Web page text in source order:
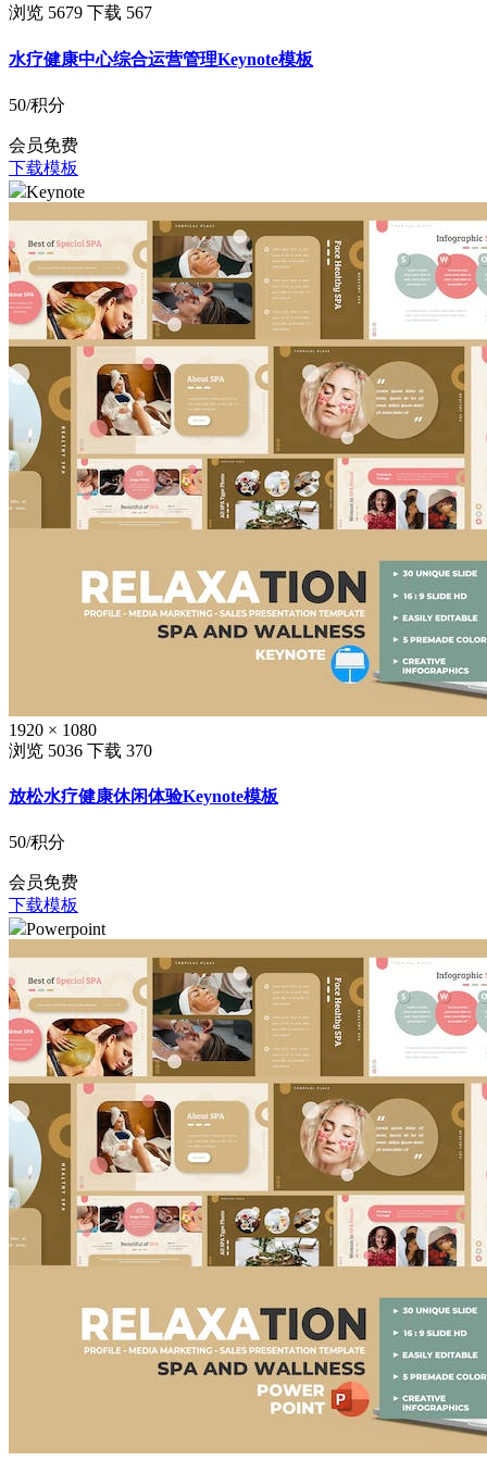
浏览 5679 下载 567
水疗健康中心综合运营管理Keynote模板
50/积分
会员免费
下载模板
Keynote
1920 × 1080
浏览 5036 下载 370
放松水疗健康休闲体验Keynote模板
50/积分
会员免费
下载模板
Powerpoint